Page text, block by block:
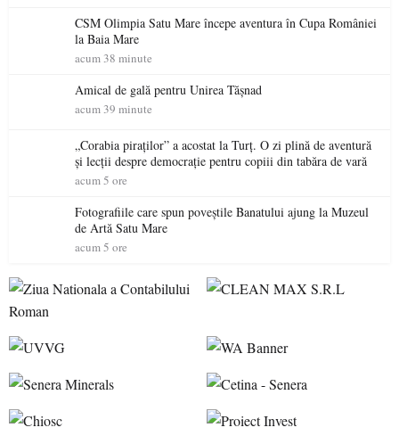
CSM Olimpia Satu Mare începe aventura în Cupa României
la Baia Mare
acum 38 minute
Amical de gală pentru Unirea Tășnad
acum 39 minute
„Corabia piraților” a acostat la Turț. O zi plină de aventură
și lecții despre democrație pentru copiii din tabăra de vară
acum 5 ore
Fotografiile care spun poveștile Banatului ajung la Muzeul
de Artă Satu Mare
acum 5 ore